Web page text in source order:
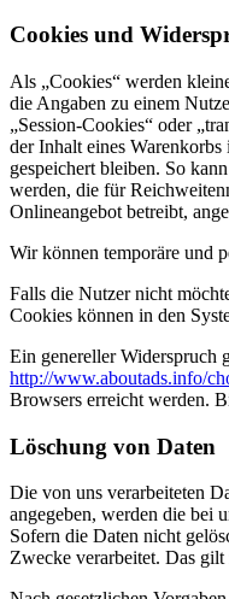
Cookies und
Als „Cookies“ werden
die Angaben zu einem
„Session-Cookies“ oder
der Inhalt eines
gespeichert bleiben. So
werden, die für
Onlineangebot betreibt,
Wir können temporäre und
Falls die Nutzer nicht
Cookies können in den
Ein genereller Widerspruch
http://www.aboutads.info/
Browsers erreicht werden.
Löschung von Daten
Die von uns verarbeiteten
angegeben, werden die bei
Sofern die Daten nicht
Zwecke verarbeitet. Das